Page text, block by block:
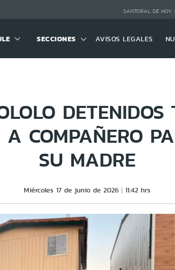
SANTORAL DE HOY:
SECCIONES AVISOS LEGALES
DETENIDOS
A COMPAÑERO
SU MADRE
Miércoles 17 de junio de 2026 11:42 hrs